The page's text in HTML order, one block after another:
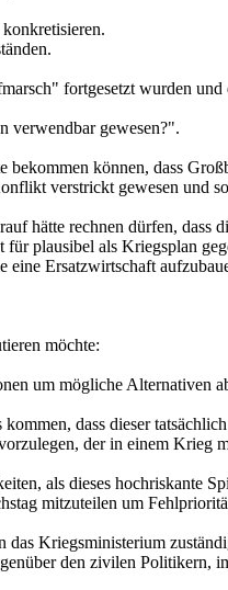
fortgesetzt wurden
verwendbar gewesen?".
können, dass
verstrickt gewesen und
hätte rechnen dürfen, dass
plausibel als Kriegsplan
Ersatzwirtschaft
möchte:
um mögliche Alternativen
dass dieser
der in einem Krieg
als dieses hochriskante
mitzuteilen um
Kriegsministerium
den zivilen Politikern,